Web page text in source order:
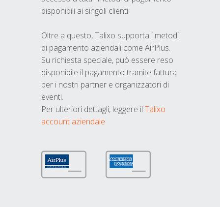
disponibili ai singoli clienti.
Oltre a questo, Talixo supporta i metodi
di pagamento aziendali come AirPlus.
Su richiesta speciale, può essere reso
disponibile il pagamento tramite fattura
per i nostri partner e organizzatori di
eventi.
Per ulteriori dettagli, leggere il Talixo
account aziendale